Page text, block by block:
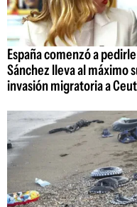
España comenzó a
Sánchez lleva al máximo
invasión migratoria a